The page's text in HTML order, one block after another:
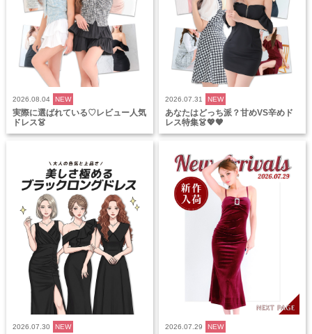
2026.08.04 NEW
実際に選ばれている♡レビュー人気
ドレス👗
2026.07.31 NEW
あなたはどっち派？甘めVS辛めド
レス特集👗💖🖤
2026.07.30 NEW 2026.07.29 NEW